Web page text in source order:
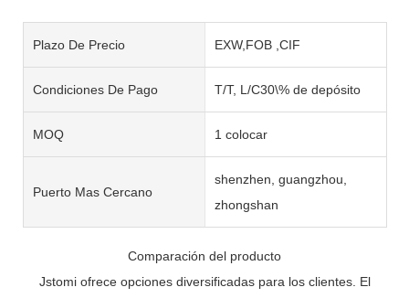
Plazo De Precio EXW,FOB ,CIF
Condiciones De Pago T/T, L/C30\% de depósito
MOQ 1 colocar
Puerto Mas Cercano
shenzhen, guangzhou,
zhongshan
Comparación del producto
Jstomi ofrece opciones diversificadas para los clientes. El